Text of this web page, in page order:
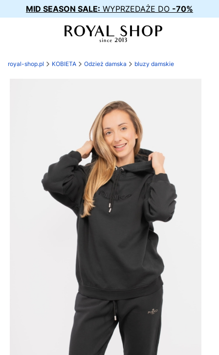
MID SEASON SALE: WYPRZEDAŻE DO -70%
royal-shop.pl KOBIETA Odzież damska bluzy damskie